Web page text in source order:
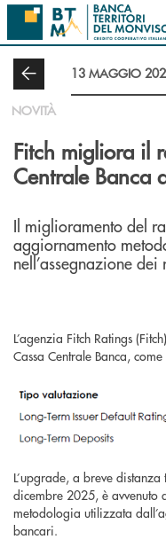
Salta al contenuto principale
13 MAGGIO
NOVITÀ
Fitch migliora il
Centrale Banca
Il miglioramento del
aggiornamento
nell’assegnazione
L’agenzia Fitch Ratings
Cassa Centrale Banca,
L’upgrade, a breve
dicembre 2025, è avvenuto
metodologia utilizzata
bancari.